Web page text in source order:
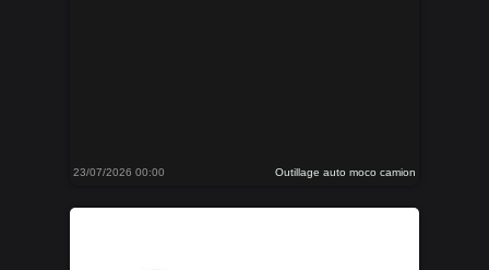
23/07/2026 00:00 Outillage auto moco camion